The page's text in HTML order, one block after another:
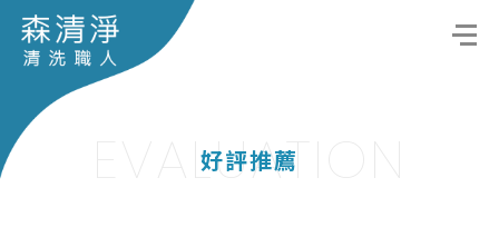
EVALUATION
好評推薦